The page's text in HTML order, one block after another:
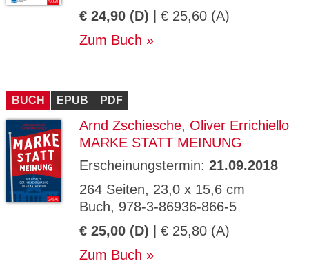
€ 24,90 (D) | € 25,60 (A)
Zum Buch
BUCH EPUB PDF
Arnd Zschiesche, Oliver Errichiello
MARKE STATT MEINUNG
Erscheinungstermin: 21.09.2018
264 Seiten, 23,0 x 15,6 cm
Buch, 978-3-86936-866-5
€ 25,00 (D) | € 25,80 (A)
Zum Buch